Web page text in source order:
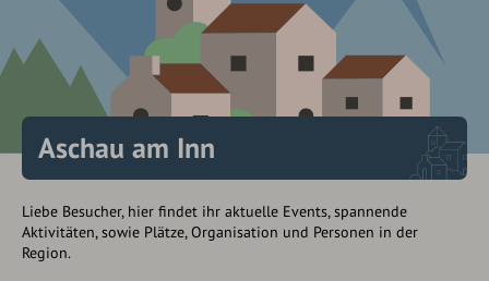
Aschau am Inn
Liebe Besucher, hier findet ihr aktuelle Events, spannende
Aktivitäten, sowie Plätze, Organisation und Personen in der
Region.